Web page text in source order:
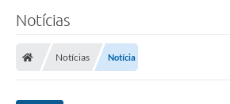
Notícias
Notícias Notícia